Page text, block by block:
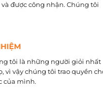
được công nhận. Chúng tôi
tôi là những người giỏi nhất
vì vậy chúng tôi trao quyền
của mình.